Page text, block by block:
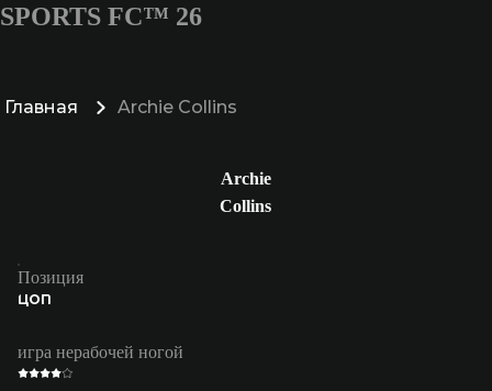
SPORTS FC™ 26
Главная Archie Collins
Archie
Collins
Позиция
ЦОП
игра нерабочей ногой